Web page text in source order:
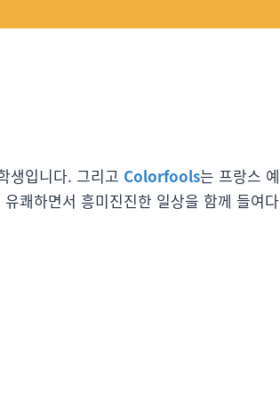
생입니다. 그리고 Colorfools는 프랑스 예
쾌하면서 흥미진진한 일상을 함께 들여다